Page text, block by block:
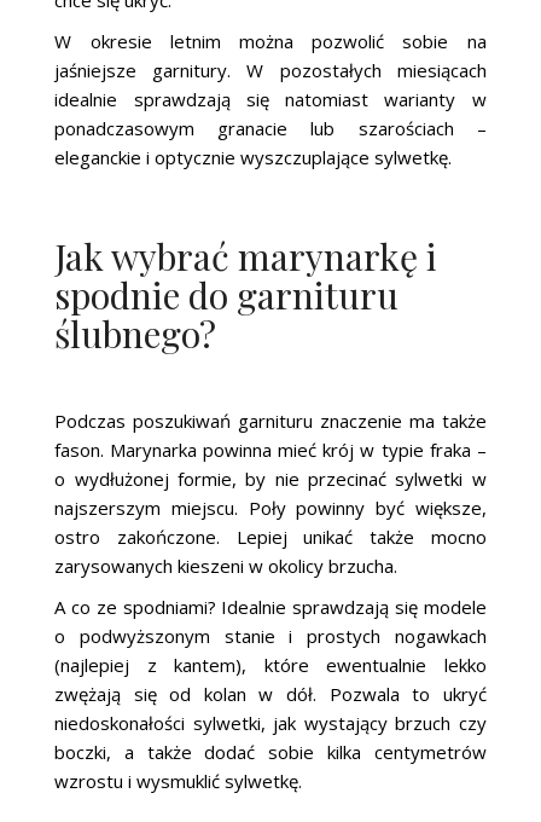
W okresie letnim można pozwolić sobie na
jaśniejsze garnitury. W pozostałych miesiącach
idealnie sprawdzają się natomiast warianty w
ponadczasowym granacie lub szarościach –
eleganckie i optycznie wyszczuplające sylwetkę.
Jak wybrać marynarkę i
spodnie do garnituru
ślubnego?
Podczas poszukiwań garnituru znaczenie ma także
fason. Marynarka powinna mieć krój w typie fraka –
o wydłużonej formie, by nie przecinać sylwetki w
najszerszym miejscu. Poły powinny być większe,
ostro zakończone. Lepiej unikać także mocno
zarysowanych kieszeni w okolicy brzucha.
A co ze spodniami? Idealnie sprawdzają się modele
o podwyższonym stanie i prostych nogawkach
(najlepiej z kantem), które ewentualnie lekko
zwężają się od kolan w dół. Pozwala to ukryć
niedoskonałości sylwetki, jak wystający brzuch czy
boczki, a także dodać sobie kilka centymetrów
wzrostu i wysmuklić sylwetkę.